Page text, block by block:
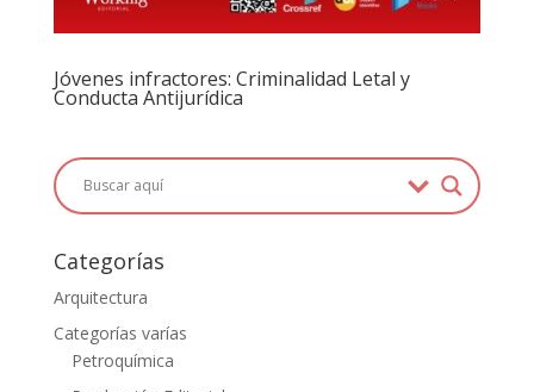
Jóvenes infractores: Criminalidad Letal y
Conducta Antijurídica
Categorías
Arquitectura
Categorías varías
Petroquímica